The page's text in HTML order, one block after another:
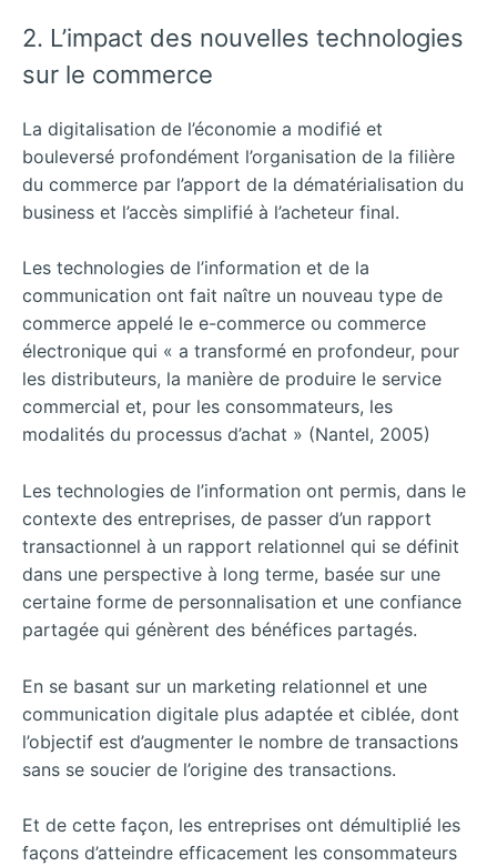
2. L’impact des nouvelles technologies
sur le commerce
La digitalisation de l’économie a modifié et
bouleversé profondément l’organisation de la filière
du commerce par l’apport de la dématérialisation du
business et l’accès simplifié à l’acheteur final.
Les technologies de l’information et de la
communication ont fait naître un nouveau type de
commerce appelé le e-commerce ou commerce
électronique qui « a transformé en profondeur, pour
les distributeurs, la manière de produire le service
commercial et, pour les consommateurs, les
modalités du processus d’achat » (Nantel, 2005)
Les technologies de l’information ont permis, dans le
contexte des entreprises, de passer d’un rapport
transactionnel à un rapport relationnel qui se définit
dans une perspective à long terme, basée sur une
certaine forme de personnalisation et une confiance
partagée qui génèrent des bénéfices partagés.
En se basant sur un marketing relationnel et une
communication digitale plus adaptée et ciblée, dont
l’objectif est d’augmenter le nombre de transactions
sans se soucier de l’origine des transactions.
Et de cette façon, les entreprises ont démultiplié les
façons d’atteindre efficacement les consommateurs